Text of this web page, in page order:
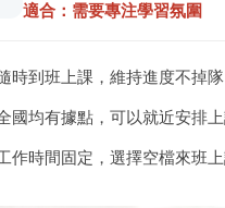
適合：需要專注學習氛圍
時到班上課，維持進度不掉隊
國均有據點，可以就近安排
作時間固定，選擇空檔來班